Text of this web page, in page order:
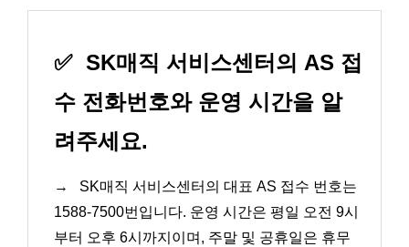
✅ SK매직 서비스센터의 AS 접
수 전화번호와 운영 시간을 알
려주세요.
→
SK매직 서비스센터의 대표 AS 접수 번호는
1588-7500번입니다. 운영 시간은 평일 오전 9시
부터 오후 6시까지이며, 주말 및 공휴일은 휴무